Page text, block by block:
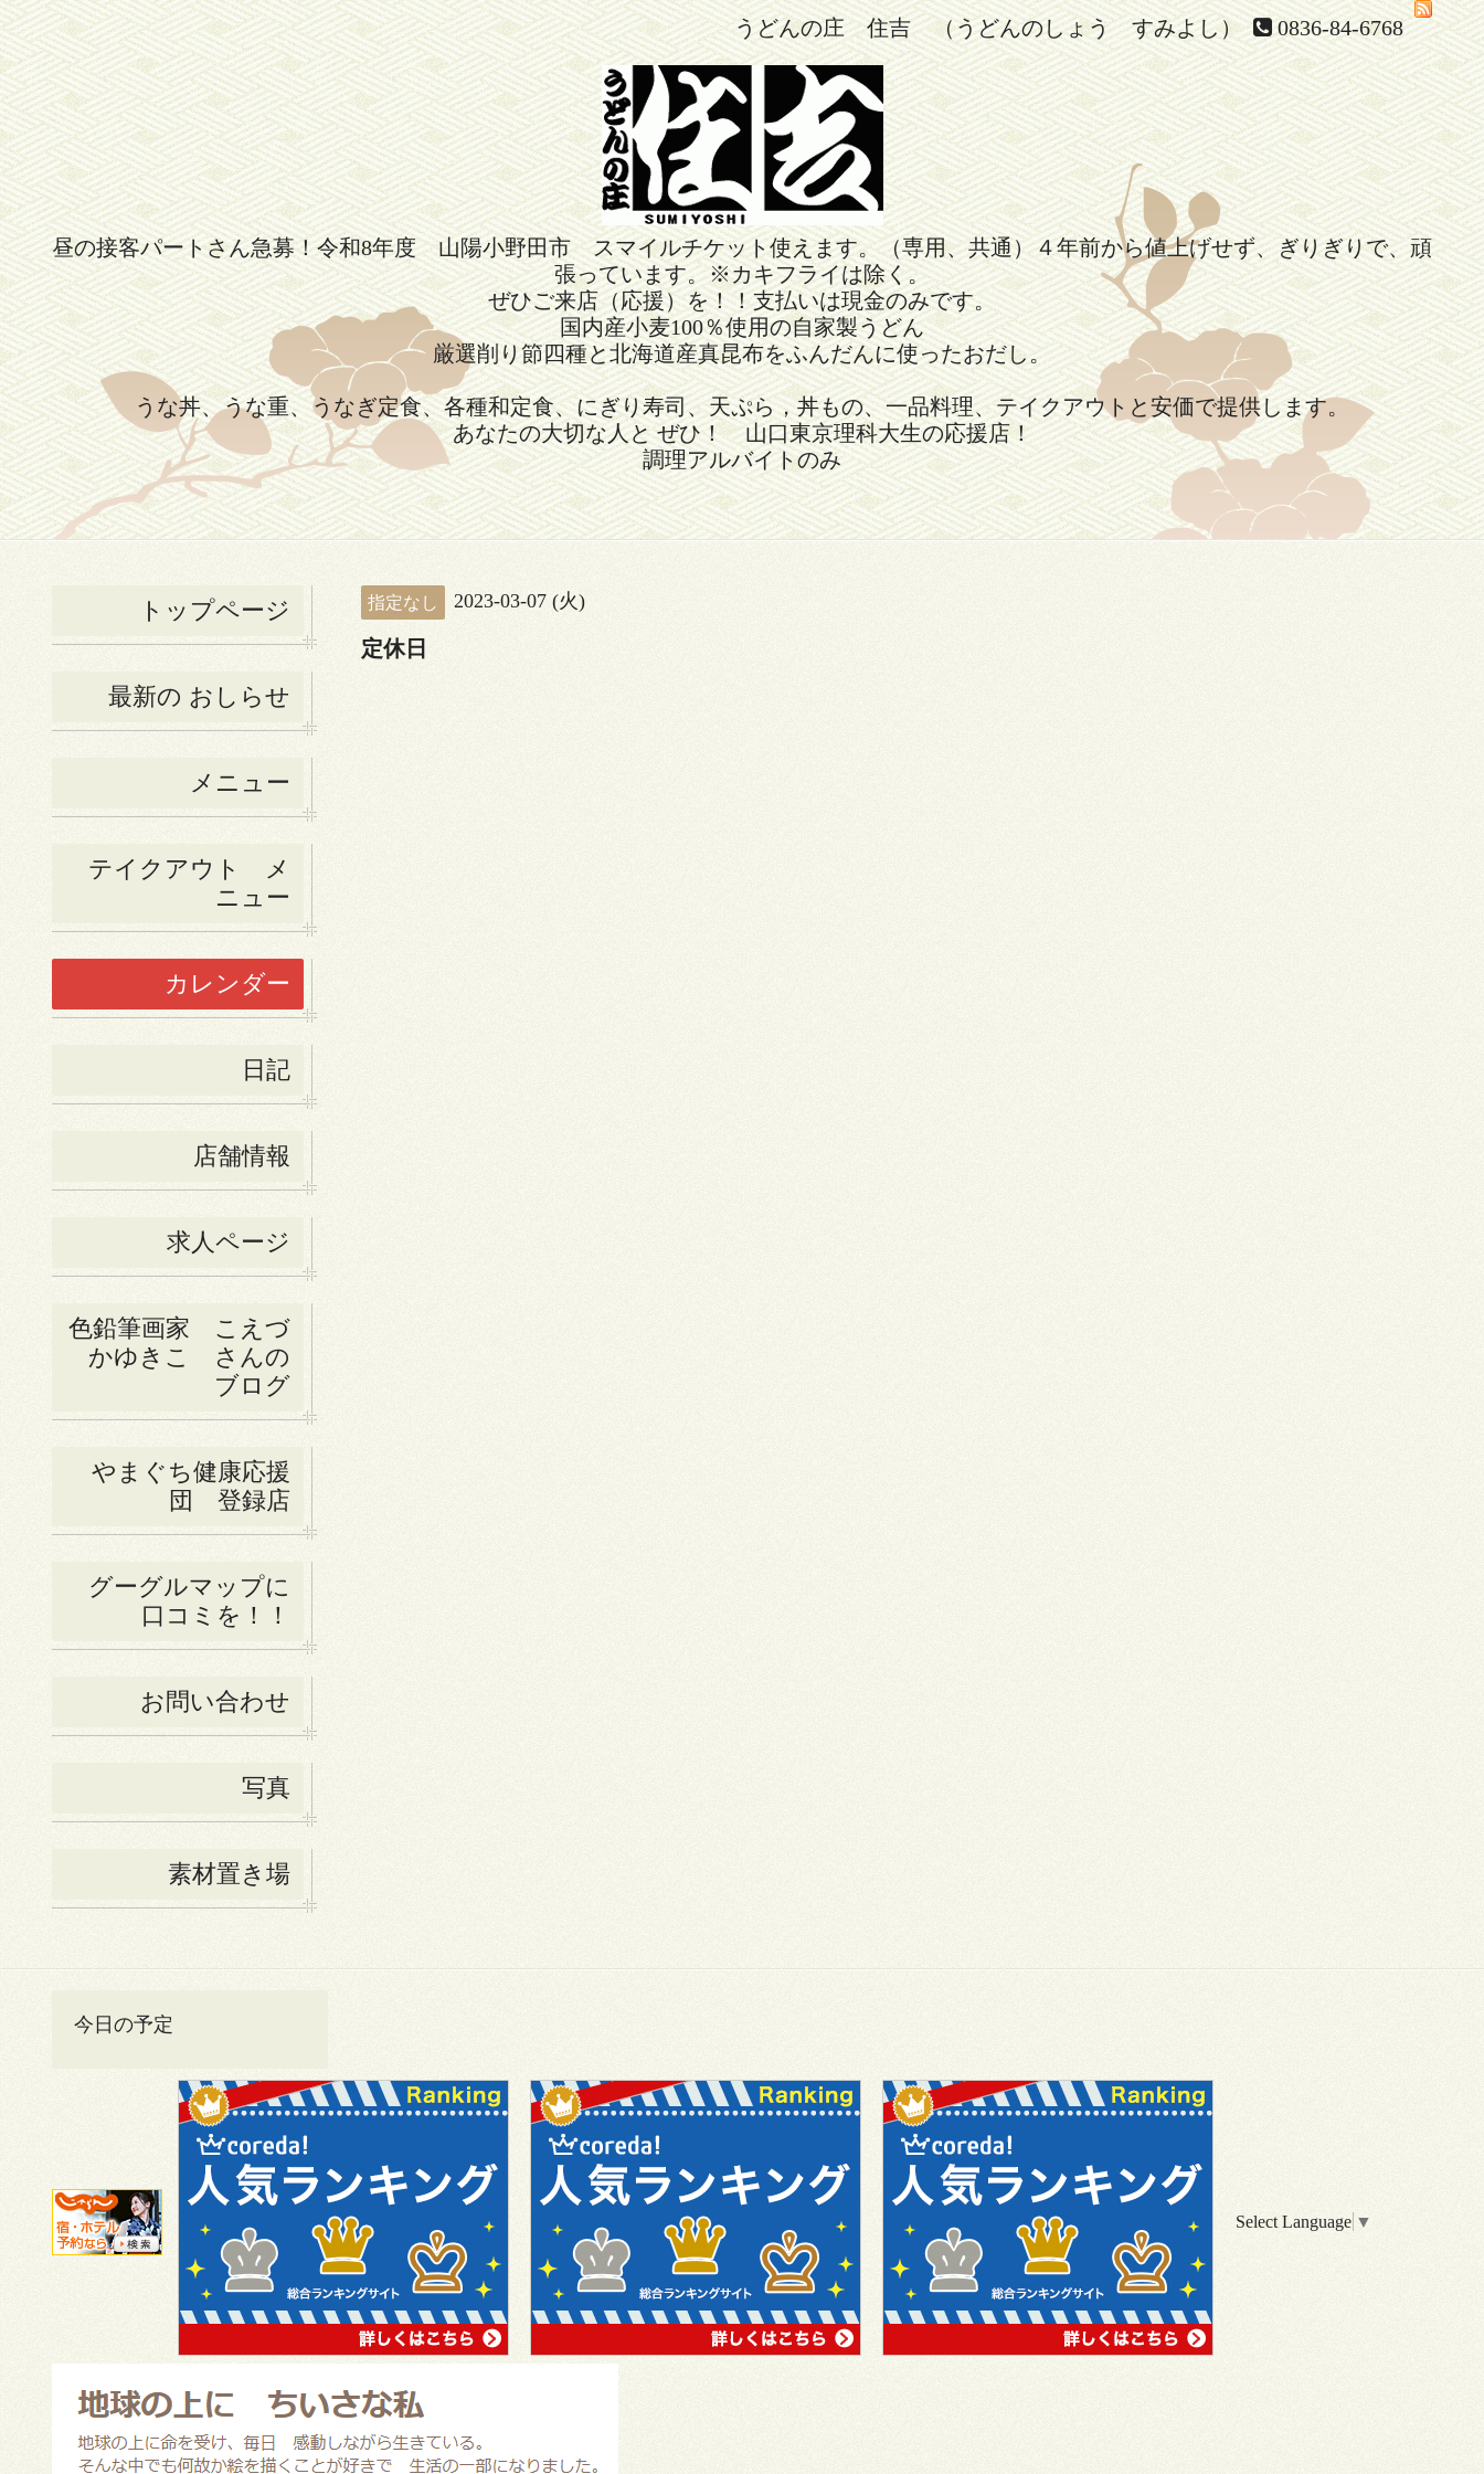
0836-84-6768
うどんの庄 住吉 （うどんのしょう すみよし）
昼の接客パートさん急募！令和8年度 山陽小野田市 スマイルチケット使えます。（専用、共通）４年前から値上げせず、ぎりぎりで、頑
張っています。※カキフライは除く。
ぜひご来店（応援）を！！支払いは現金のみです。
国内産小麦100％使用の自家製うどん
厳選削り節四種と北海道産真昆布をふんだんに使ったおだし。
うな丼、うな重、うなぎ定食、各種和定食、にぎり寿司、天ぷら，丼もの、一品料理、テイクアウトと安価で提供します。
あなたの大切な人と ぜひ！ 山口東京理科大生の応援店！
調理アルバイトのみ
トップページ
最新の おしらせ
メニュー
テイクアウト メ
ニュー
カレンダー
日記
店舗情報
求人ページ
色鉛筆画家 こえづ
かゆきこ さんの
ブログ
やまぐち健康応援
団 登録店
グーグルマップに
口コミを！！
お問い合わせ
写真
素材置き場
指定なし 2023-03-07 (火)
定休日
今日の予定
Select Language ▼